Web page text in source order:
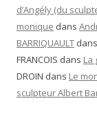
d’Angély (du
monique dans
BARRIQUAULT dans
FRANCOIS dans La
DROIN dans Le
sculpteur Albert